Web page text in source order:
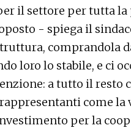
il settore per tutta la
- spiega il
comprandola
loro lo stabile, e ci
a tutto il resto
come la
per la